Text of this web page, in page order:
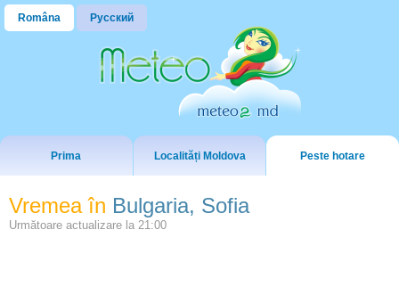
Româna Русский
Prima Localități Moldova Peste hotare
Vremea în Bulgaria, Sofia
Următoare actualizare la 21:00